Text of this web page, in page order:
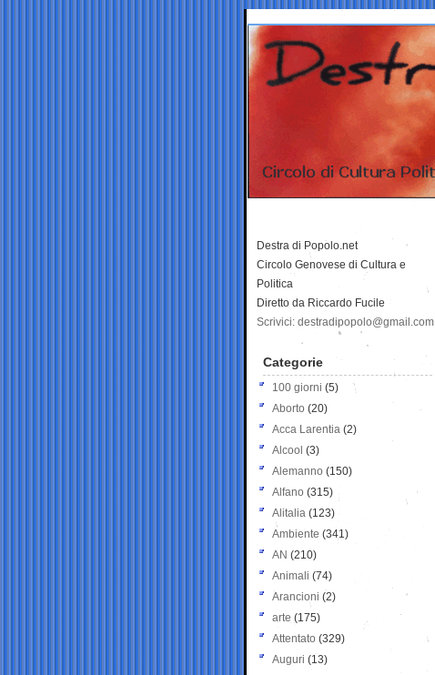
Destra di Popolo.net
Circolo Genovese di Cultura e
Politica
Diretto da Riccardo Fucile
Scrivici: destradipopolo@gmail.com
Categorie
100 giorni (5)
Aborto (20)
Acca Larentia (2)
Alcool (3)
Alemanno (150)
Alfano (315)
Alitalia (123)
Ambiente (341)
AN (210)
Animali (74)
Arancioni (2)
arte (175)
Attentato (329)
Auguri (13)